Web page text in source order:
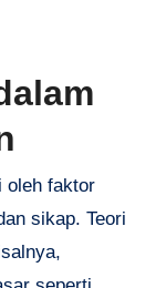
oleh faktor
sikap. Teori